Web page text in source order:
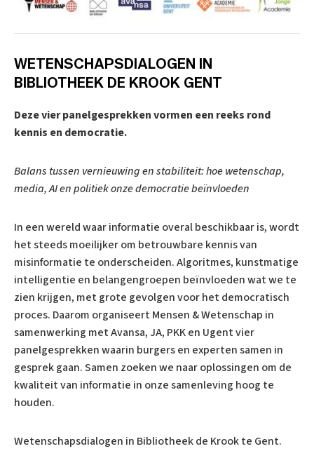
WETENSCHAPSDIALOGEN IN
BIBLIOTHEEK DE KROOK GENT
Deze vier panelgesprekken vormen een reeks rond
kennis en democratie.
Balans tussen vernieuwing en stabiliteit: hoe wetenschap,
media, AI en politiek onze democratie beïnvloeden
In een wereld waar informatie overal beschikbaar is, wordt
het steeds moeilijker om betrouwbare kennis van
misinformatie te onderscheiden. Algoritmes, kunstmatige
intelligentie en belangengroepen beïnvloeden wat we te
zien krijgen, met grote gevolgen voor het democratisch
proces. Daarom organiseert Mensen & Wetenschap in
samenwerking met Avansa, JA, PKK en Ugent vier
panelgesprekken waarin burgers en experten samen in
gesprek gaan. Samen zoeken we naar oplossingen om de
kwaliteit van informatie in onze samenleving hoog te
houden.
Wetenschapsdialogen in Bibliotheek de Krook te Gent.